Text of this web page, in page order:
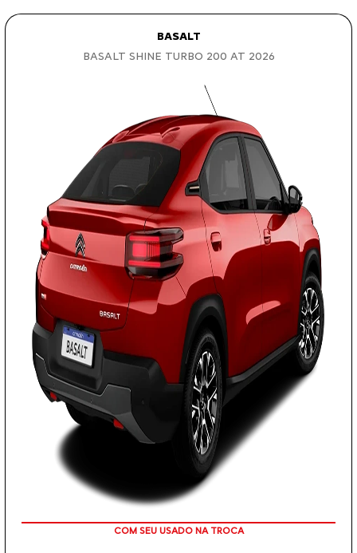
BASALT
BASALT SHINE TURBO 200 AT 2026
TAXA ZERO